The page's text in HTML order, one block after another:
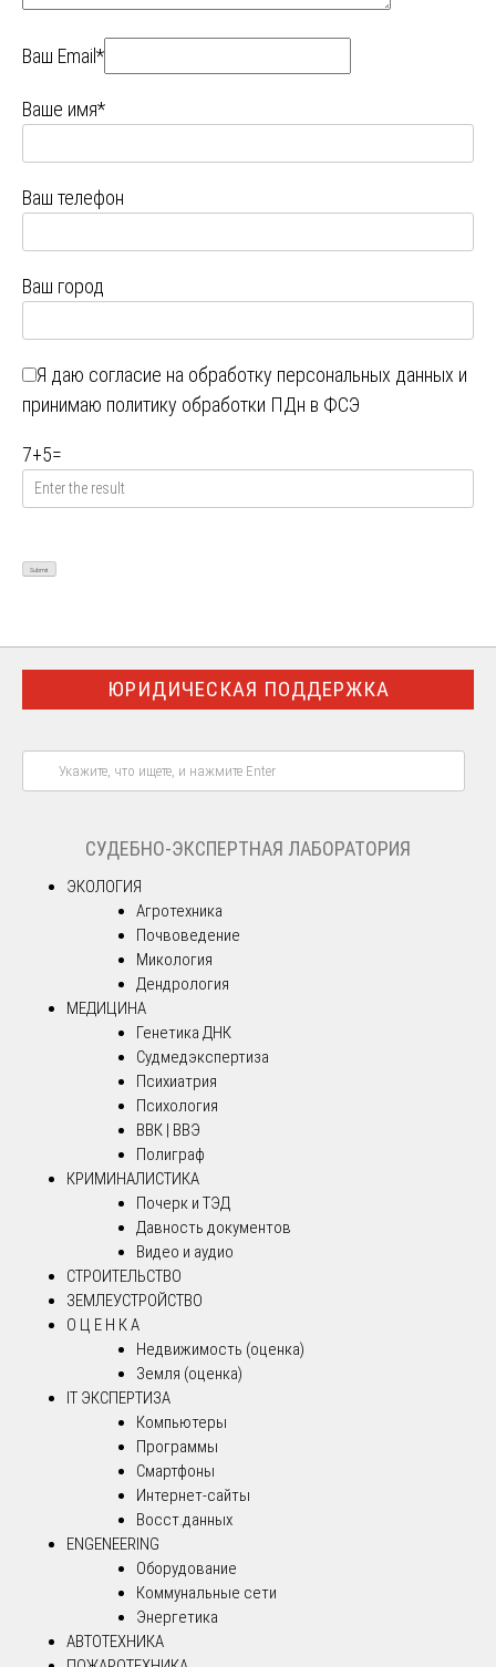
Ваш Email*
Ваше имя*
Ваш телефон
Ваш город
Я даю согласие на обработку персональных данных и
принимаю политику обработки ПДн в ФСЭ
7+5=
ЮРИДИЧЕСКАЯ ПОДДЕРЖКА
СУДЕБНО-ЭКСПЕРТНАЯ ЛАБОРАТОРИЯ
ЭКОЛОГИЯ
Агротехника
Почвоведение
Микология
Дендрология
МЕДИЦИНА
Генетика ДНК
Судмедэкспертиза
Психиатрия
Психология
ВВК | ВВЭ
Полиграф
КРИМИНАЛИСТИКА
Почерк и ТЭД
Давность документов
Видео и аудио
СТРОИТЕЛЬСТВО
ЗЕМЛЕУСТРОЙСТВО
О Ц Е Н К А
Недвижимость (оценка)
Земля (оценка)
IT ЭКСПЕРТИЗА
Компьютеры
Программы
Смартфоны
Интернет-сайты
Восст.данных
ENGENEERING
Оборудование
Коммунальные сети
Энергетика
АВТОТЕХНИКА